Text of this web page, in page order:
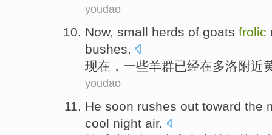
youdao
Now, small herds of goats frolic
bushes.
现在 ， 一些羊群已经在多洛附近
youdao
He soon rushes out toward the
cool night air.